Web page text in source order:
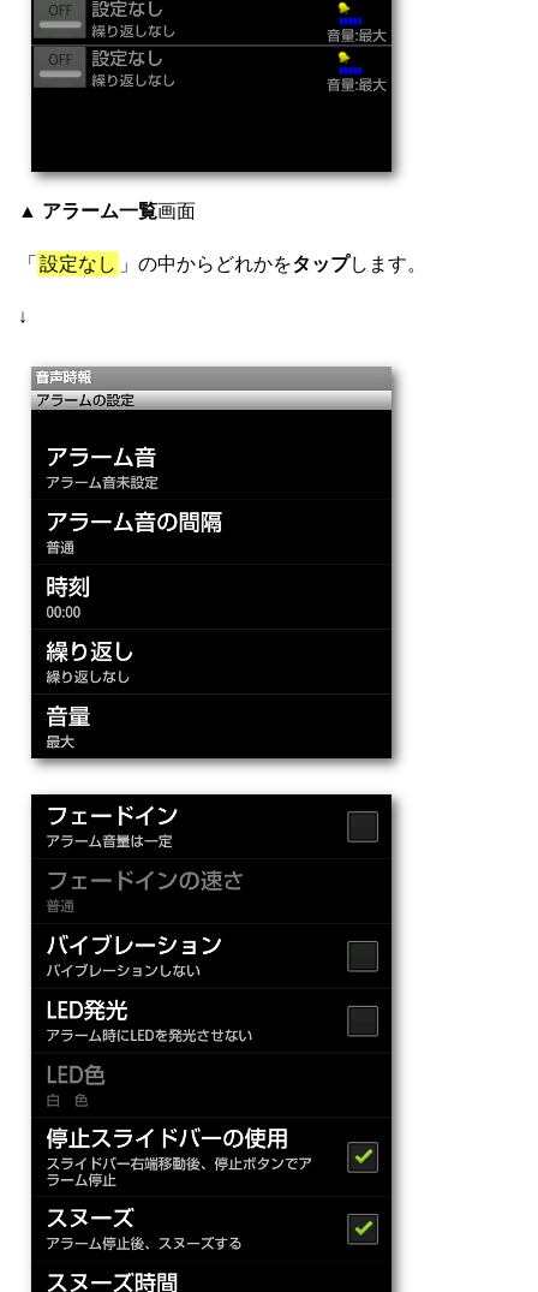
▲ アラーム一覧画面
「 設定なし 」の中からどれかをタップします。
↓